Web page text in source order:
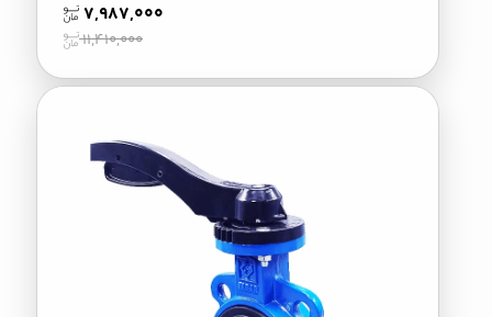
7,987,000
11,410,000